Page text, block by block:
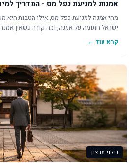
אמנות למניעת כפל מס - המדריך
מהי אמנה למניעת כפל מס, אילו הטבות היא
ישראל חתומה על אמנה, ומה קורה כשאין
קרא עוד ←
גילוי מרצון